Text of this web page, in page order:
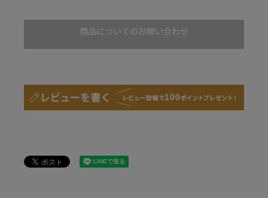
商品についてのお問い合わせ